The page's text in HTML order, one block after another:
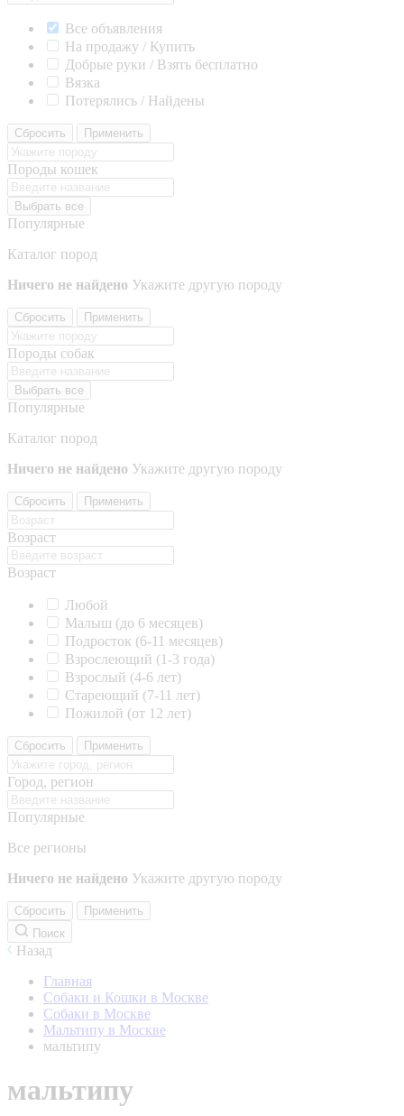
Все объявления
На продажу / Купить
Добрые руки / Взять бесплатно
Вязка
Потерялись / Найдены
Сбросить Применить
Породы кошек
Выбрать все
Популярные
Каталог пород
Ничего не найдено Укажите другую породу
Сбросить Применить
Породы собак
Выбрать все
Популярные
Каталог пород
Ничего не найдено Укажите другую породу
Сбросить Применить
Возраст
Возраст
Любой
Малыш (до 6 месяцев)
Подросток (6-11 месяцев)
Взрослеющий (1-3 года)
Взрослый (4-6 лет)
Стареющий (7-11 лет)
Пожилой (от 12 лет)
Сбросить Применить
Город, регион
Популярные
Все регионы
Ничего не найдено Укажите другую породу
Сбросить
Применить
Поиск
Назад
Главная
Собаки и Кошки в Москве
Собаки в Москве
Мальтипу в Москве
мальтипу
мальтипу